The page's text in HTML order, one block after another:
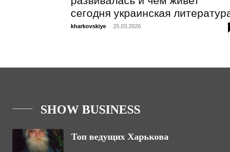
сегодня украинская
kharkovskiye - 25.03.2026
SHOW BUSINESS
Топ ведущих Харькова